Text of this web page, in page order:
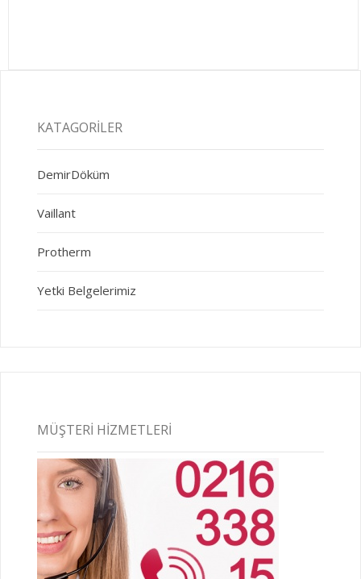
KATAGORILER
DemirDöküm
Vaillant
Protherm
Yetki Belgelerimiz
MÜŞTERI HIZMETLERI